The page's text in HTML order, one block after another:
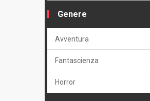
Cartonato
Cartonato variant numerato
Genere
Avventura
Fantascienza
Horror